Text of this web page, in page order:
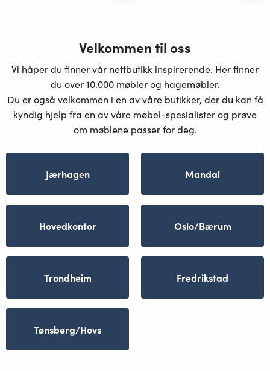
Velkommen til oss
Vi håper du finner vår nettbutikk inspirerende. Her finner
du over 10.000 møbler og hagemøbler.
Du er også velkommen i en av våre butikker, der du kan få
kyndig hjelp fra en av våre møbel-spesialister og prøve
om møblene passer for deg.
Jærhagen Mandal
Hovedkontor Oslo/Bærum
Trondheim Fredrikstad
Tønsberg/Hovs